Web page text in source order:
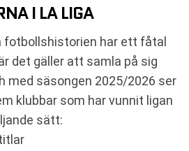
I LA LIGA
fotbollshistorien har ett fåtal
det gäller att samla på sig
med säsongen 2025/2026 ser
klubbar som har vunnit ligan
sätt: